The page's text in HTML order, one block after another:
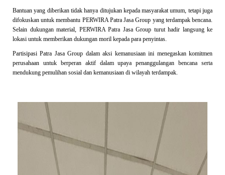
Bantuan yang diberikan tidak hanya ditujukan kepada masyarakat umum, tetapi juga
difokuskan untuk membantu PERWIRA Patra Jasa Group yang terdampak bencana.
Selain dukungan material, PERWIRA Patra Jasa Group turut hadir langsung ke
lokasi untuk memberikan dukungan moril kepada para penyintas.
Partisipasi Patra Jasa Group dalam aksi kemanusiaan ini menegaskan komitmen
perusahaan untuk berperan aktif dalam upaya penanggulangan bencana serta
mendukung pemulihan sosial dan kemanusiaan di wilayah terdampak.